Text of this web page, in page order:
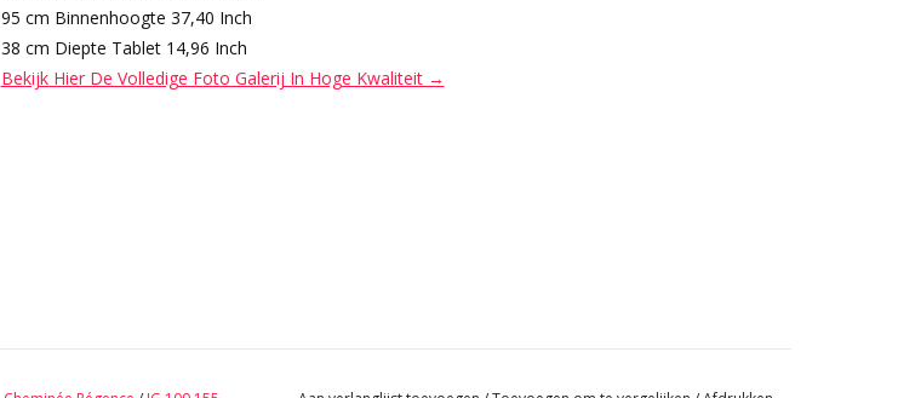
95 cm Binnenhoogte 37,40 Inch
38 cm Diepte Tablet 14,96 Inch
Bekijk Hier De Volledige Foto Galerij In Hoge Kwaliteit →